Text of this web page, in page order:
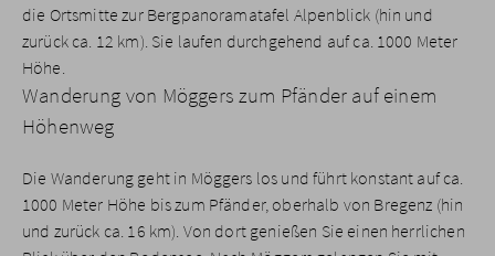
die Ortsmitte zur Bergpanoramatafel Alpenblick (hin und
zurück ca. 12 km). Sie laufen durchgehend auf ca. 1000 Meter
Höhe.
Wanderung von Möggers zum Pfänder auf einem
Höhenweg
Die Wanderung geht in Möggers los und führt konstant auf ca.
1000 Meter Höhe bis zum Pfänder, oberhalb von Bregenz (hin
und zurück ca. 16 km). Von dort genießen Sie einen herrlichen